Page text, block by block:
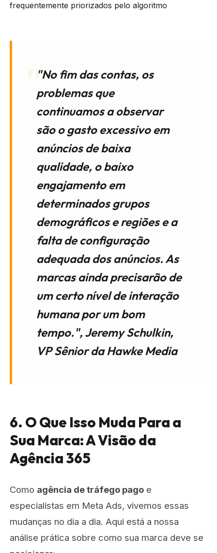
frequentemente priorizados pelo algoritmo
"No fim das contas, os
problemas que
continuamos a observar
são o gasto excessivo em
anúncios de baixa
qualidade, o baixo
engajamento em
determinados grupos
demográficos e regiões e a
falta de configuração
adequada dos anúncios. As
marcas ainda precisarão de
um certo nível de interação
humana por um bom
tempo.", Jeremy Schulkin,
VP Sênior da Hawke Media
6. O Que Isso Muda Para a
Sua Marca: A Visão da
Agência 365
Como agência de tráfego pago e
especialistas em Meta Ads, vivemos essas
mudanças no dia a dia. Aqui está a nossa
análise prática sobre como sua marca deve se